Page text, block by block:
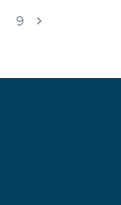
9